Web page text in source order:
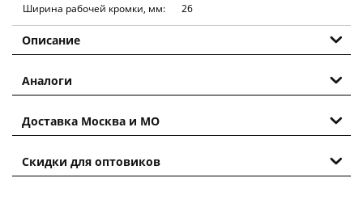
Ширина рабочей кромки, мм: 26
Описание
Аналоги
Доставка Москва и МО
Скидки для оптовиков